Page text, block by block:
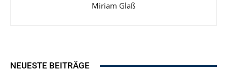
Miriam Glaß
NEUESTE BEITRÄGE